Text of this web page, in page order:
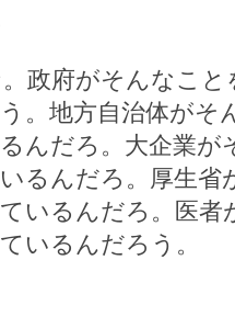
政府がそんなこと
。地方自治体がそ
んだろ。大企業が
るんだろ。厚生省
いるんだろ。医者
いるんだろう。